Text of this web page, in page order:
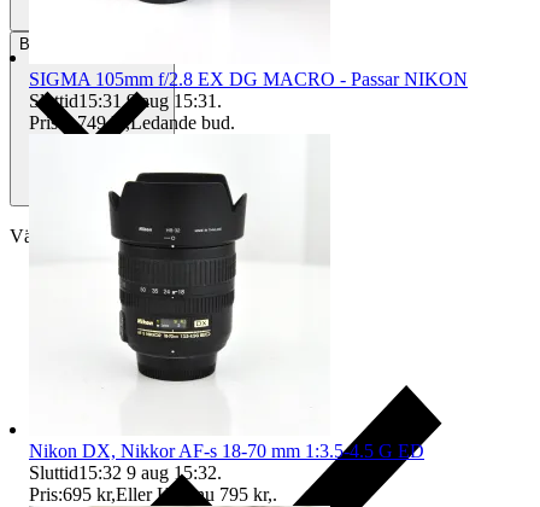
Betalning
Välj till köparskydd
SIGMA 105mm f/2.8 EX DG MACRO - Passar NIKON
Sluttid15:31 9 aug 15:31 .
Pris: 1 749 kr ,Ledande bud.
Nikon DX, Nikkor AF-s 18-70 mm 1:3.5-4.5 G ED
Sluttid15:32 9 aug 15:32.
Pris:695 kr,Eller Köp nu 795 kr,.